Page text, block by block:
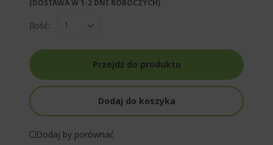
(DOSTAWA W 1-2 DNI ROBOCZYCH)​
Ilość:
Przejdź do produktu
Dodaj do koszyka
Dodaj by porównać